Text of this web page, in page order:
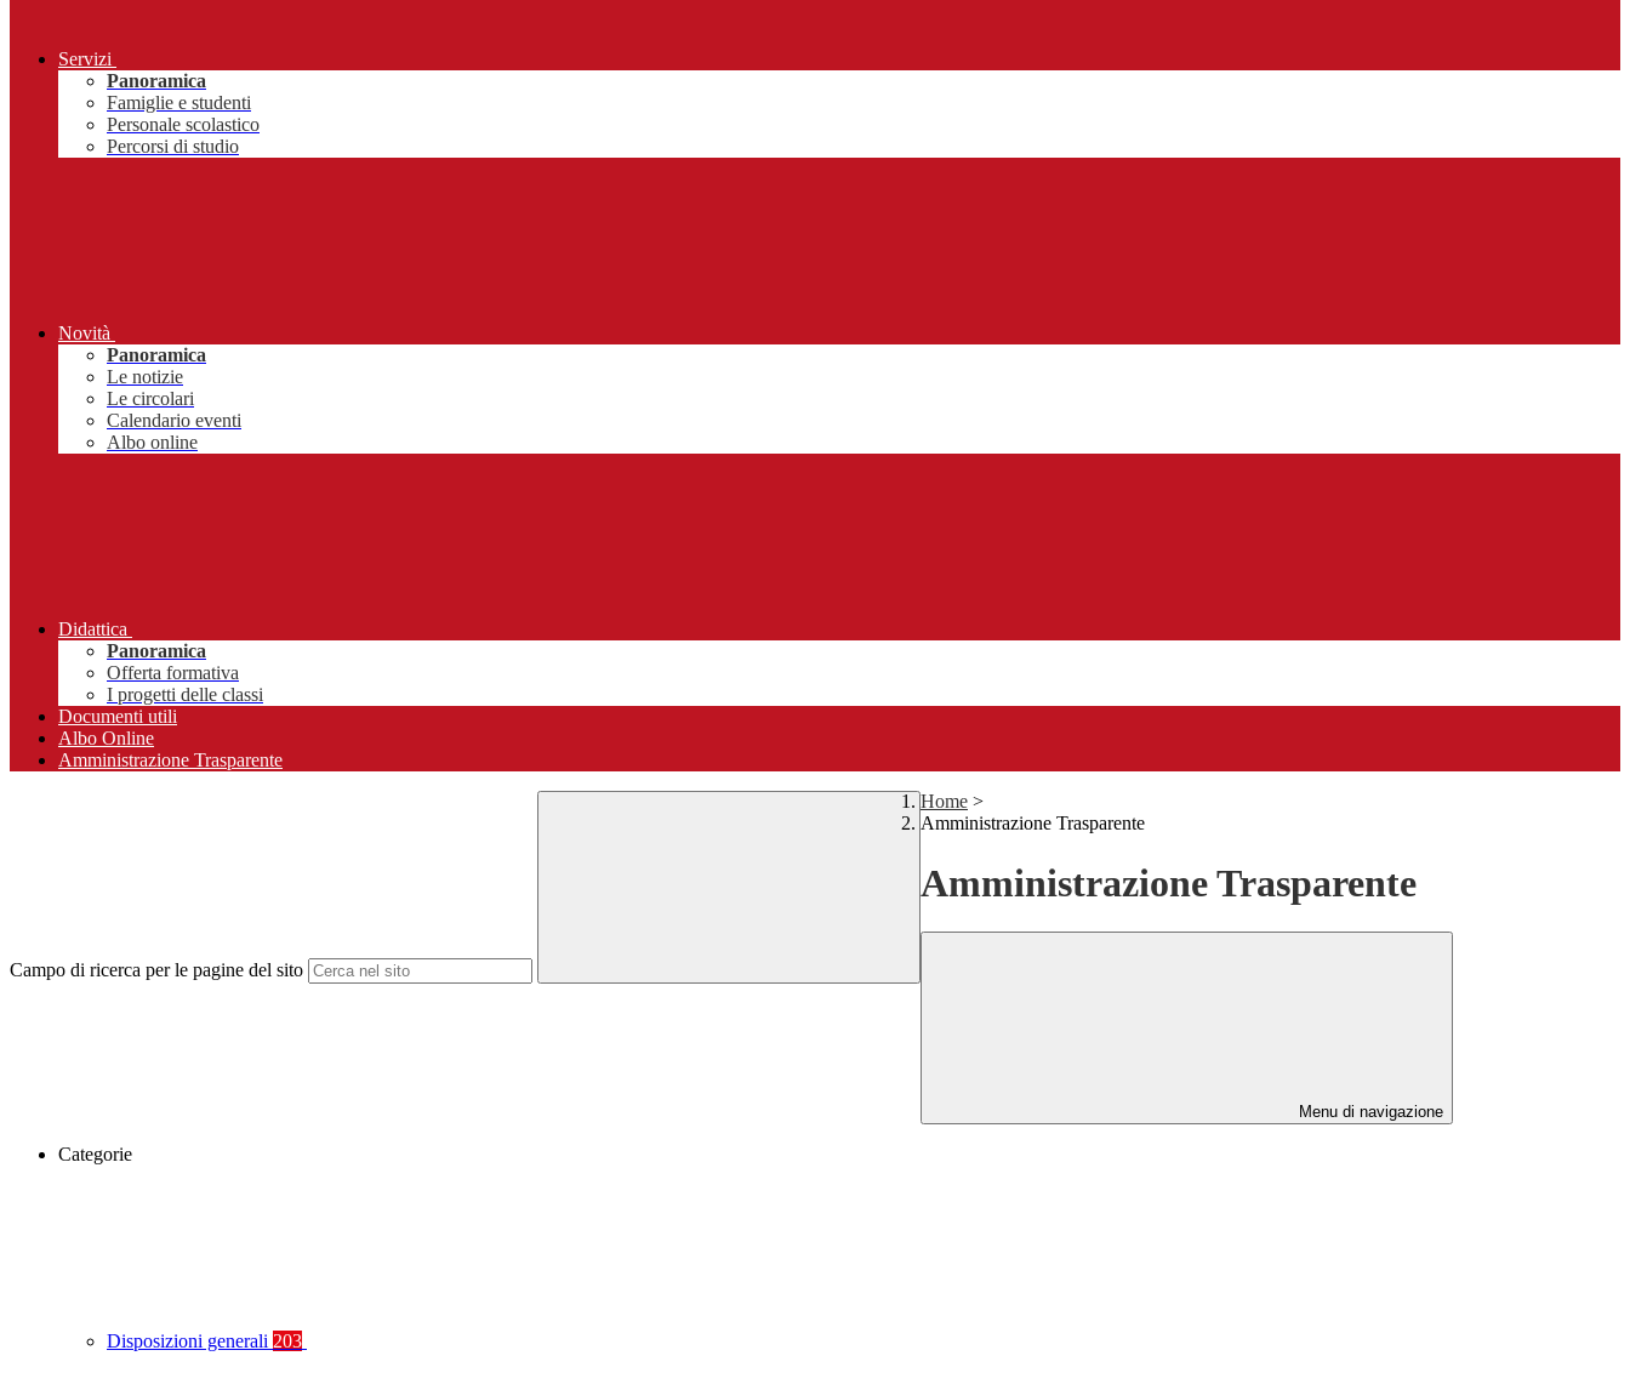
Servizi
Panoramica
Famiglie e studenti
Personale scolastico
Percorsi di studio
Novità
Panoramica
Le notizie
Le circolari
Calendario eventi
Albo online
Didattica
Panoramica
Offerta formativa
I progetti delle classi
Documenti utili
Albo Online
Amministrazione Trasparente
Campo di ricerca per le pagine del sito
Home >
Amministrazione Trasparente
Amministrazione Trasparente
Menu di navigazione
Categorie
Disposizioni generali 203